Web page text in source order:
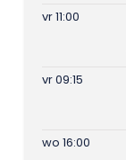
vr 11:00
vr 09:15
wo 16:00